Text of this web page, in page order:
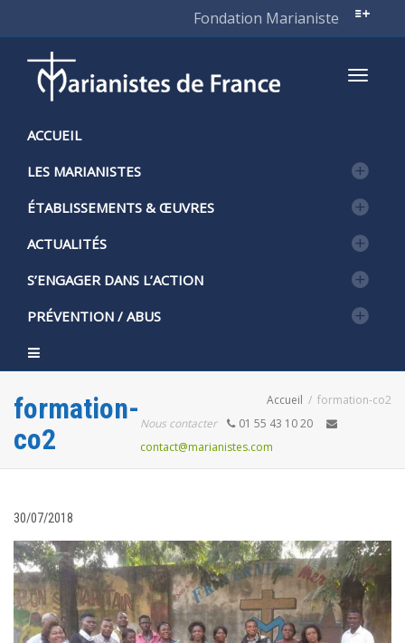
Fondation Marianiste
ACCUEIL
LES MARIANISTES
ÉTABLISSEMENTS & ŒUVRES
ACTUALITÉS
S’ENGAGER DANS L’ACTION
PRÉVENTION / ABUS
formation-
co2
Accueil
formation-co2
Nous contacter
01 55 43 10 20
contact@marianistes.com
30/07/2018